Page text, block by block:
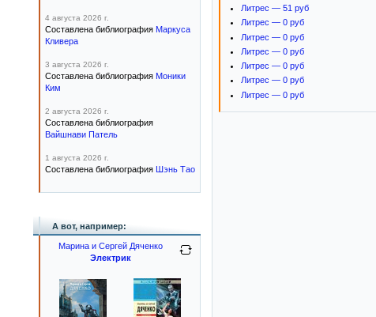
Литрес — 51 руб
Литрес — 0 руб
Литрес — 0 руб
Литрес — 0 руб
Литрес — 0 руб
Литрес — 0 руб
Литрес — 0 руб
4 августа 2026 г.
Составлена библиография Маркуса
Кливера
3 августа 2026 г.
Составлена библиография Моники
Ким
2 августа 2026 г.
Составлена библиография
Вайшнави Патель
1 августа 2026 г.
Составлена библиография Шэнь Тао
А вот, например:
Марина и Сергей Дяченко
Электрик